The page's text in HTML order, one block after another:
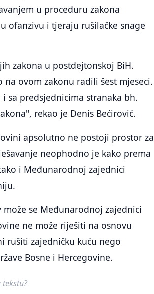
u proceduru zakona
ofanzivu i tjeraju rušilačke snage
zakona u postdejtonskoj BiH.
ovom zakonu radili šest mjeseci.
sa predsjednicima stranaka bh.
rekao je Denis Bećirović.
apsolutno ne postoji prostor za
neophodno je kako prema
i Međunarodnoj zajednici
se Međunarodnoj zajednici
ne može riješiti na osnovu
rušiti zajedničku kuću nego
Bosne i Hercegovine.